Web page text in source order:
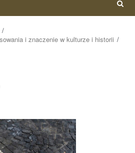
i znaczenie w kulturze i historii